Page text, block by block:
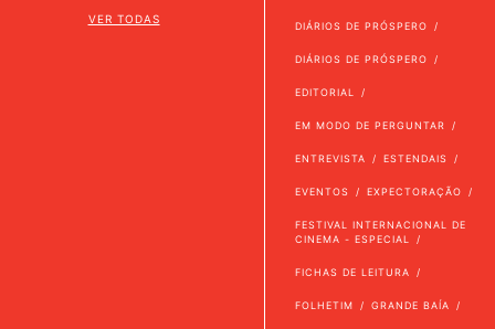
VER TODAS
DIÁRIOS DE PRÓSPERO
DIÁRIOS DE PRÓSPERO
EDITORIAL
EM MODO DE PERGUNTAR
ENTREVISTA ESTENDAIS
EVENTOS EXPECTORAÇÃO
FESTIVAL INTERNACIONAL DE
CINEMA - ESPECIAL
FICHAS DE LEITURA
FOLHETIM GRANDE BAÍA